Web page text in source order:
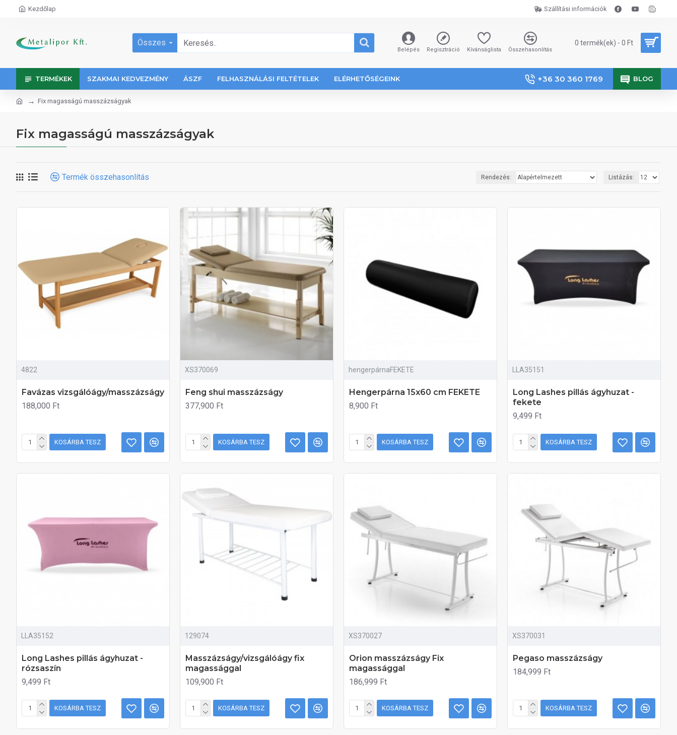
Kezdőlap Szállítási információk
Összes
Belépés Regisztráció Kívánságlista Összehasonlítás
0 termék(ek) - 0 Ft
TERMÉKEK SZAKMAI KEDVEZMÉNY ÁSZF FELHASZNÁLÁSI FELTÉTELEK ELÉRHETŐSÉGEINK +36 30 360 1769 BLOG
Fix magasságú masszázságyak
Fix magasságú masszázságyak
Termék összehasonlítás Rendezés: Listázás:
4822
Favázas vizsgálóágy/masszázságy
188,000 Ft
KOSÁRBA TESZ
XS370069
Feng shui masszázságy
377,900 Ft
KOSÁRBA TESZ
hengerpárnaFEKETE
Hengerpárna 15x60 cm FEKETE
8,900 Ft
KOSÁRBA TESZ
LLA35151
Long Lashes pillás ágyhuzat -
fekete
9,499 Ft
KOSÁRBA TESZ
LLA35152
Long Lashes pillás ágyhuzat -
rózsaszín
9,499 Ft
KOSÁRBA TESZ
129074
Masszázságy/vizsgálóágy fix
magassággal
109,900 Ft
KOSÁRBA TESZ
XS370027
Orion masszázságy Fix
magassággal
186,999 Ft
KOSÁRBA TESZ
XS370031
Pegaso masszázságy
184,999 Ft
KOSÁRBA TESZ